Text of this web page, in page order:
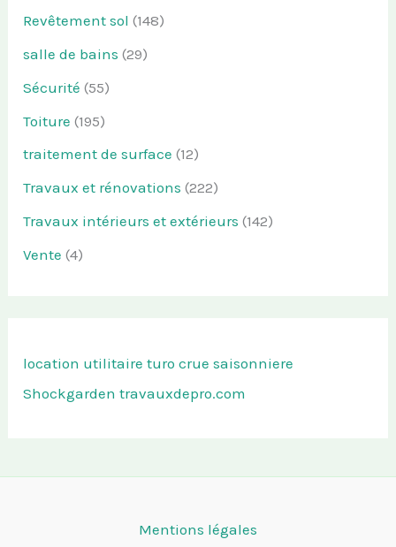
Revêtement sol (148)
salle de bains (29)
Sécurité (55)
Toiture (195)
traitement de surface (12)
Travaux et rénovations (222)
Travaux intérieurs et extérieurs (142)
Vente (4)
location utilitaire turo crue saisonniere
Shockgarden travauxdepro.com
Mentions légales